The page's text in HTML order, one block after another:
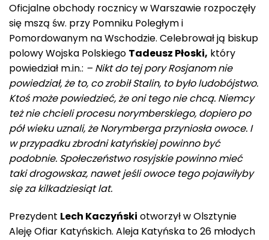
Oficjalne obchody rocznicy w Warszawie rozpoczęły
się mszą św. przy Pomniku Poległym i
Pomordowanym na Wschodzie. Celebrował ją biskup
polowy Wojska Polskiego Tadeusz Płoski, który
powiedział m.in.: – Nikt do tej pory Rosjanom nie
powiedział, że to, co zrobił Stalin, to było ludobójstwo.
Ktoś może powiedzieć, że oni tego nie chcą. Niemcy
też nie chcieli procesu norymberskiego, dopiero po
pół wieku uznali, że Norymberga przyniosła owoce. I
w przypadku zbrodni katyńskiej powinno być
podobnie. Społeczeństwo rosyjskie powinno mieć
taki drogowskaz, nawet jeśli owoce tego pojawiłyby
się za kilkadziesiąt lat.
Prezydent Lech Kaczyński otworzył w Olsztynie
Aleję Ofiar Katyńskich. Aleja Katyńska to 26 młodych